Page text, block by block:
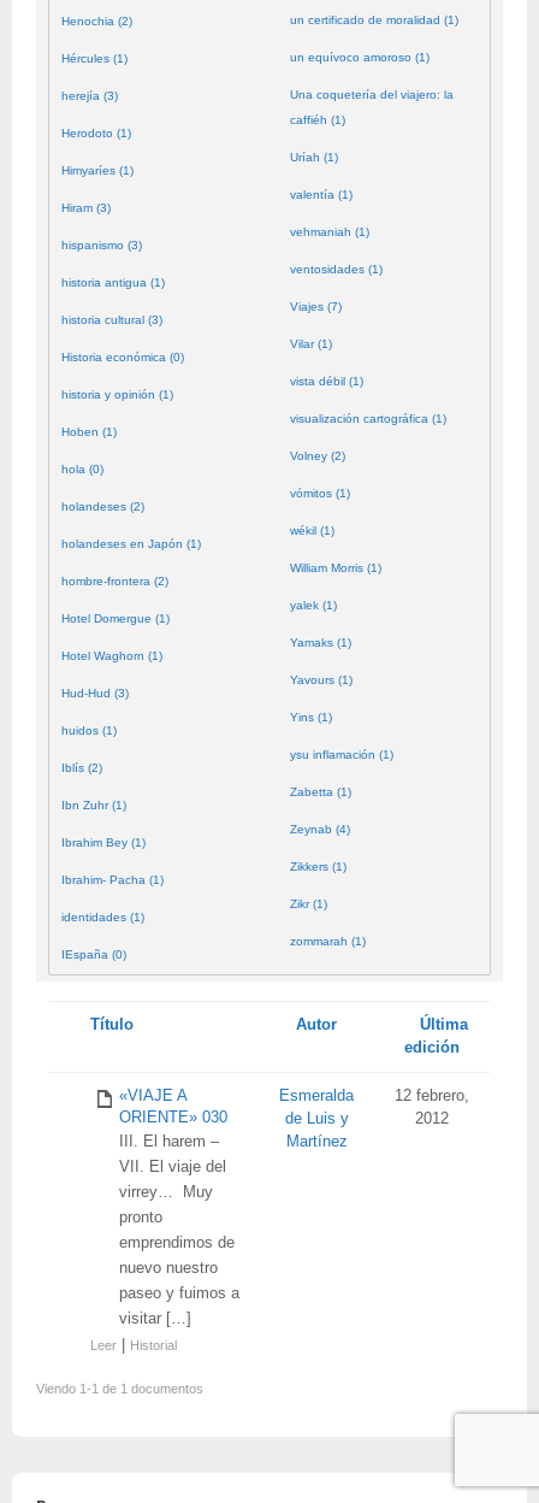
Henochia (2)
Hércules (1)
herejía (3)
Herodoto (1)
Himyaríes (1)
Hiram (3)
hispanismo (3)
historia antigua (1)
historia cultural (3)
Historia económica (0)
historia y opinión (1)
Hoben (1)
hola (0)
holandeses (2)
holandeses en Japón (1)
hombre-frontera (2)
Hotel Domergue (1)
Hotel Waghorn (1)
Hud-Hud (3)
huidos (1)
Iblís (2)
Ibn Zuhr (1)
Ibrahim Bey (1)
Ibrahim- Pacha (1)
identidades (1)
IEspaña (0)
un certificado de moralidad (1)
un equívoco amoroso (1)
Una coquetería del viajero: la
caffiéh (1)
Uríah (1)
valentía (1)
vehmaniah (1)
ventosidades (1)
Viajes (7)
Vilar (1)
vista débil (1)
visualización cartográfica (1)
Volney (2)
vómitos (1)
wékil (1)
William Morris (1)
yalek (1)
Yamaks (1)
Yavours (1)
Yins (1)
ysu inflamación (1)
Zabetta (1)
Zeynab (4)
Zikkers (1)
Zikr (1)
zommarah (1)
Tienes
Título Autor
Última
edición
«VIAJE A
ORIENTE» 030
III. El harem –
VII. El viaje del
virrey… Muy
pronto
emprendimos de
nuevo nuestro
paseo y fuimos a
visitar […]
Leer Historial
Esmeralda
de Luis y
Martínez
12 febrero,
2012
Viendo 1-1 de 1 documentos